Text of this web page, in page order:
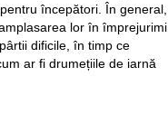
începători. În general,
lor în împrejurimi
dificile, în timp ce
ar fi drumețiile de iarnă